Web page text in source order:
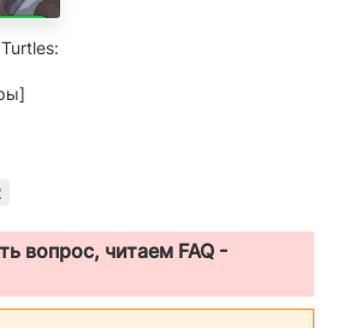
вопрос, читаем FAQ -